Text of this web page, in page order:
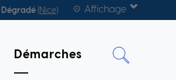
Dégradé (Nice) Affichage
Démarches